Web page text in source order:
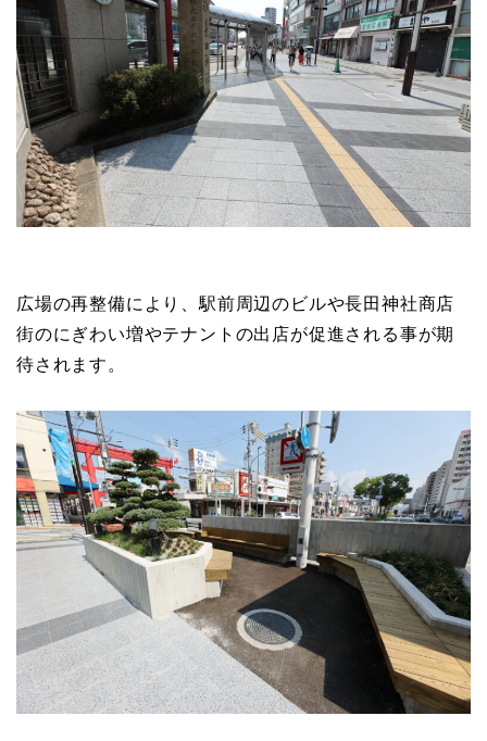
広場の再整備により、駅前周辺のビルや長田神社商店
街のにぎわい増やテナントの出店が促進される事が期
待されます。